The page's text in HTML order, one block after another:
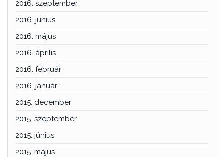
2016. szeptember
2016. június
2016. május
2016. április
2016. február
2016. január
2015. december
2015. szeptember
2015. június
2015. május